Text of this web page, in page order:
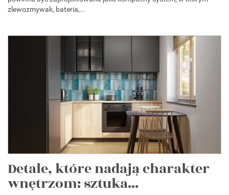
zlewozmywak, bateria,...
Detale, które nadają charakter
wnętrzom: sztuka...